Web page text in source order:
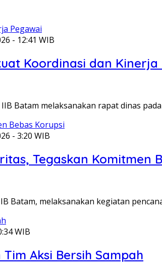
- 12:41 WIB
Koordinasi dan Kinerja
Batam melaksanakan rapat dinas
- 3:20 WIB
Tegaskan Komitmen
Batam, melaksanakan kegiatan
WIB
Aksi Bersih Sampah